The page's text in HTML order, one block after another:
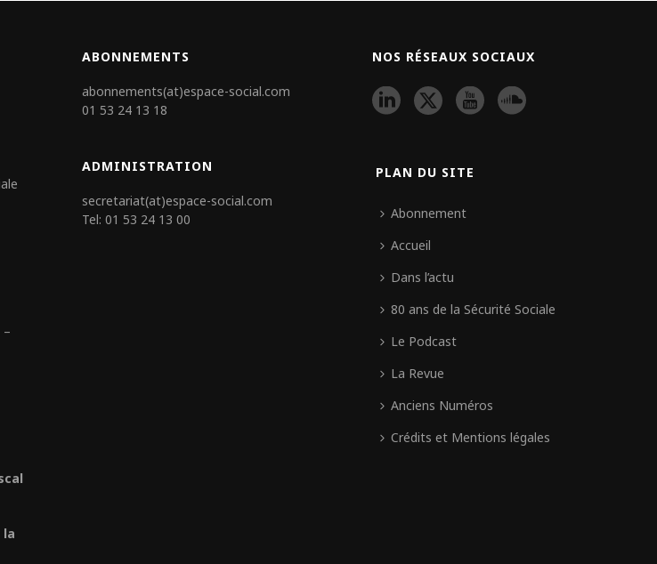
la
ABONNEMENTS
abonnements(at)espace-social.com
01 53 24 13 18
ADMINISTRATION
secretariat(at)espace-social.com
Tel: 01 53 24 13 00
NOS RÉSEAUX SOCIAUX
PLAN DU SITE
Abonnement
Accueil
Dans l’actu
80 ans de la Sécurité Sociale
Le Podcast
La Revue
Anciens Numéros
Crédits et Mentions légales